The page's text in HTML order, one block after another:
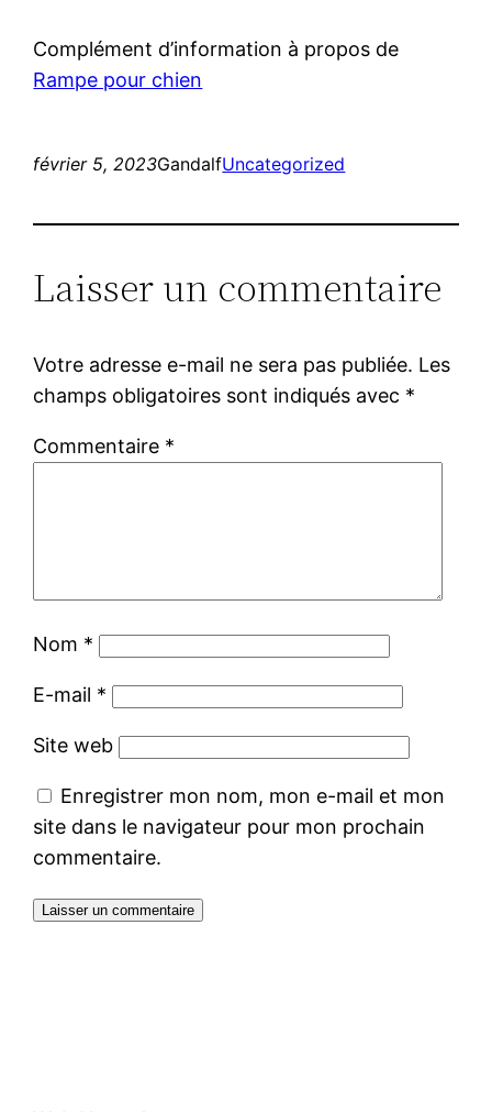
Complément d’information à propos de
Rampe pour chien
février 5, 2023GandalfUncategorized
Laisser un commentaire
Votre adresse e-mail ne sera pas publiée. Les
champs obligatoires sont indiqués avec *
Commentaire *
Nom *
E-mail *
Site web
Enregistrer mon nom, mon e-mail et mon
site dans le navigateur pour mon prochain
commentaire.